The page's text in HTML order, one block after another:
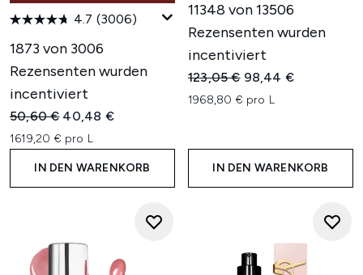
4.7 (3006)
1873 von 3006
Rezensenten wurden
incentiviert
Unverbindliche Preisempfehlung:
50,60 € Aktueller Preis:
40,48 €
1619,20 € pro L
IN DEN WARENKORB
11348 von 13506
Rezensenten wurden
incentiviert
Unverbindliche
123,05 € Aktueller Preis:
98,44 €
1968,80 € pro L
IN DEN WARENKORB